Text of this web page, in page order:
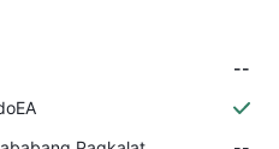
--